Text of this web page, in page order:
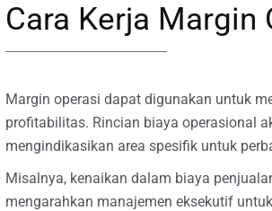
Cara Kerja Margin
Margin operasi dapat digunakan untuk
profitabilitas. Rincian biaya operasional
mengindikasikan area spesifik untuk
Misalnya, kenaikan dalam biaya
mengarahkan manajemen eksekutif